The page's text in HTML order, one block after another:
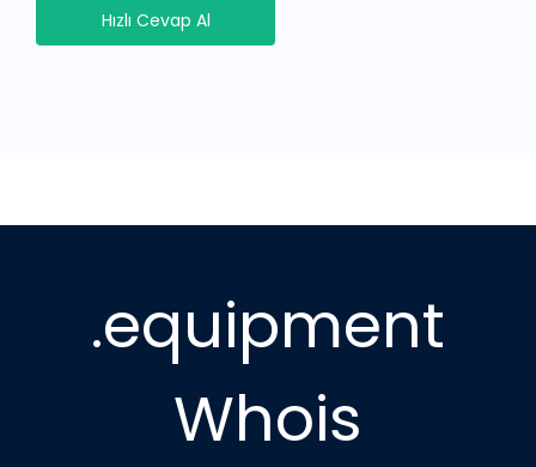
Hızlı Cevap Al
.equipment
Whois